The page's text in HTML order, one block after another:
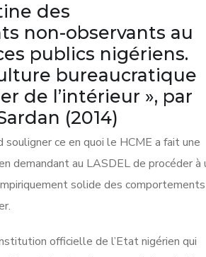
des
non-observants au
publics nigériens.
bureaucratique
de l’intérieur », par
(2014)
souligner ce en quoi le HCME a fait une
demandant au LASDEL de procéder à
solide des comportements
officielle de l’Etat nigérien qui